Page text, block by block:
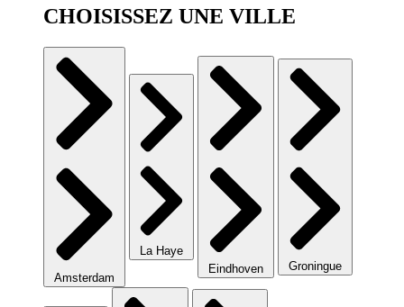
CHOISISSEZ UNE VILLE
Amsterdam
La Haye
Eindhoven
Groningue